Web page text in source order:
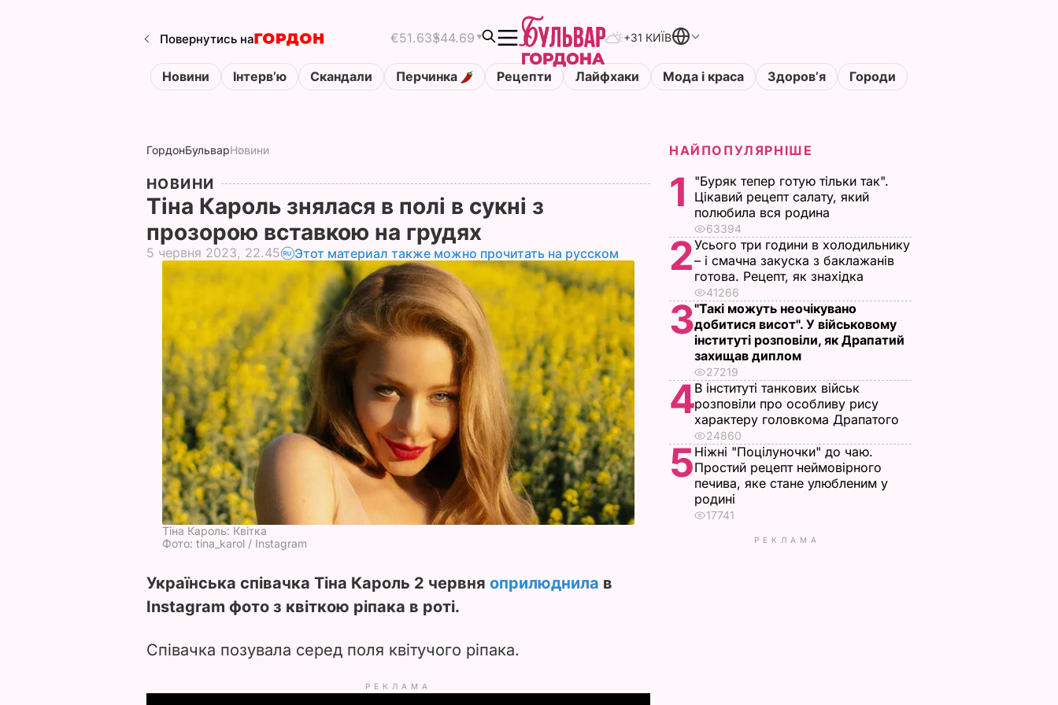
Повернутись на €51.63$44.69 +31 КИЇВ
Новини Інтервʼю Скандали Перчинка Рецепти Лайфхаки Мода і краса Здоровʼя Городи
ГордонБульварНовини
НОВИНИ
Тіна Кароль знялася в полі в сукні з
прозорою вставкою на грудях
5 червня 2023, 22.45 Этот материал также можно прочитать на русском
Тіна Кароль: Квітка
Фото: tina_karol / Instagram
Українська співачка Тіна Кароль 2 червня оприлюднила в
Instagram фото з квіткою ріпака в роті.
Співачка позувала серед поля квітучого ріпака.
РЕКЛАМА
НАЙПОПУЛЯРНІШЕ
1
"Буряк тепер готую тільки так".
Цікавий рецепт салату, який
полюбила вся родина
63394
2Усього три години в холодильнику
– і смачна закуска з баклажанів
готова. Рецепт, як знахідка
41266
3"Такі можуть неочікувано
добитися висот". У військовому
інституті розповіли, як Драпатий
захищав диплом
27219
4В інституті танкових військ
розповіли про особливу рису
характеру головкома Драпатого
24860
5Ніжні "Поцілуночки" до чаю.
Простий рецепт неймовірного
печива, яке стане улюбленим у
родині
17741
РЕКЛАМА